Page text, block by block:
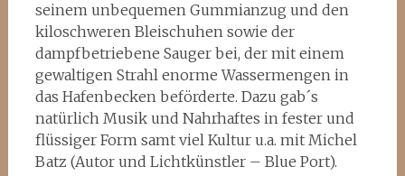
seinem unbequemen Gummianzug und den
kiloschweren Bleischuhen sowie der
dampfbetriebene Sauger bei, der mit einem
gewaltigen Strahl enorme Wassermengen in
das Hafenbecken beförderte. Dazu gab´s
natürlich Musik und Nahrhaftes in fester und
flüssiger Form samt viel Kultur u.a. mit Michel
Batz (Autor und Lichtkünstler – Blue Port).